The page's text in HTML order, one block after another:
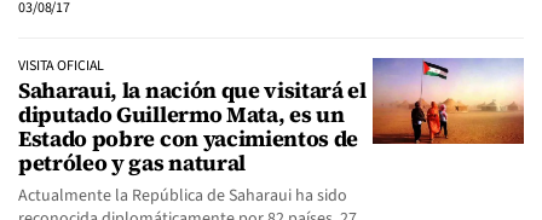
03/08/17
VISITA OFICIAL
Saharaui, la nación que visitará el
diputado Guillermo Mata, es un
Estado pobre con yacimientos de
petróleo y gas natural
Actualmente la República de Saharaui ha sido